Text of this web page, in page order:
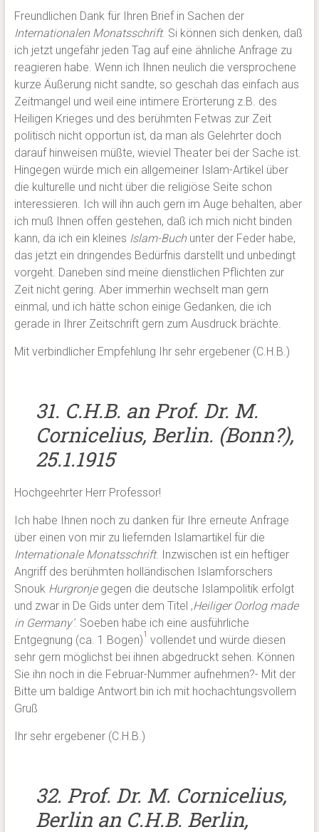
Freundlichen Dank für Ihren Brief in Sachen der
Internationalen Monatsschrift. Si können sich denken, daß
ich jetzt ungefähr jeden Tag auf eine ähnliche Anfrage zu
reagieren habe. Wenn ich Ihnen neulich die versprochene
kurze Äußerung nicht sandte, so geschah das einfach aus
Zeitmangel und weil eine intimere Erörterung z.B. des
Heiligen Krieges und des berühmten Fetwas zur Zeit
politisch nicht opportun ist, da man als Gelehrter doch
darauf hinweisen müßte, wieviel Theater bei der Sache ist.
Hingegen würde mich ein allgemeiner Islam-Artikel über
die kulturelle und nicht über die religiöse Seite schon
interessieren. Ich will ihn auch gern im Auge behalten, aber
ich muß Ihnen offen gestehen, daß ich mich nicht binden
kann, da ich ein kleines Islam-Buchunter der Feder habe,
das jetzt ein dringendes Bedürfnis darstellt und unbedingt
vorgeht. Daneben sind meine dienstlichen Pflichten zur
Zeit nicht gering. Aber immerhin wechselt man gern
einmal, und ich hätte schon einige Gedanken, die ich
gerade in Ihrer Zeitschrift gern zum Ausdruck brächte.
Mit verbindlicher Empfehlung Ihr sehr ergebener (C.H.B.)
31. C.H.B. an Prof. Dr. M.
Cornicelius, Berlin. (Bonn?),
25.1.1915
Hochgeehrter Herr Professor!
Ich habe Ihnen noch zu danken für Ihre erneute Anfrage
über einen von mir zu liefernden Islamartikel für die
Internationale Monatsschrift. Inzwischen ist ein heftiger
Angriff des berühmten holländischen Islamforschers
Snouk Hurgronjegegen die deutsche Islampolitik erfolgt
und zwar in De Gids unter dem Titel ‚Heiliger Oorlog made
in Germany’. Soeben habe ich eine ausführliche
Entgegnung (ca. 1 Bogen)1
vollendet und würde diesen
sehr gern möglichst bei ihnen abgedruckt sehen. Können
Sie ihn noch in die Februar-Nummer aufnehmen?- Mit der
Bitte um baldige Antwort bin ich mit hochachtungsvollem
Gruß
Ihr sehr ergebener (C.H.B.)
32. Prof. Dr. M. Cornicelius,
Berlin an C.H.B. Berlin,